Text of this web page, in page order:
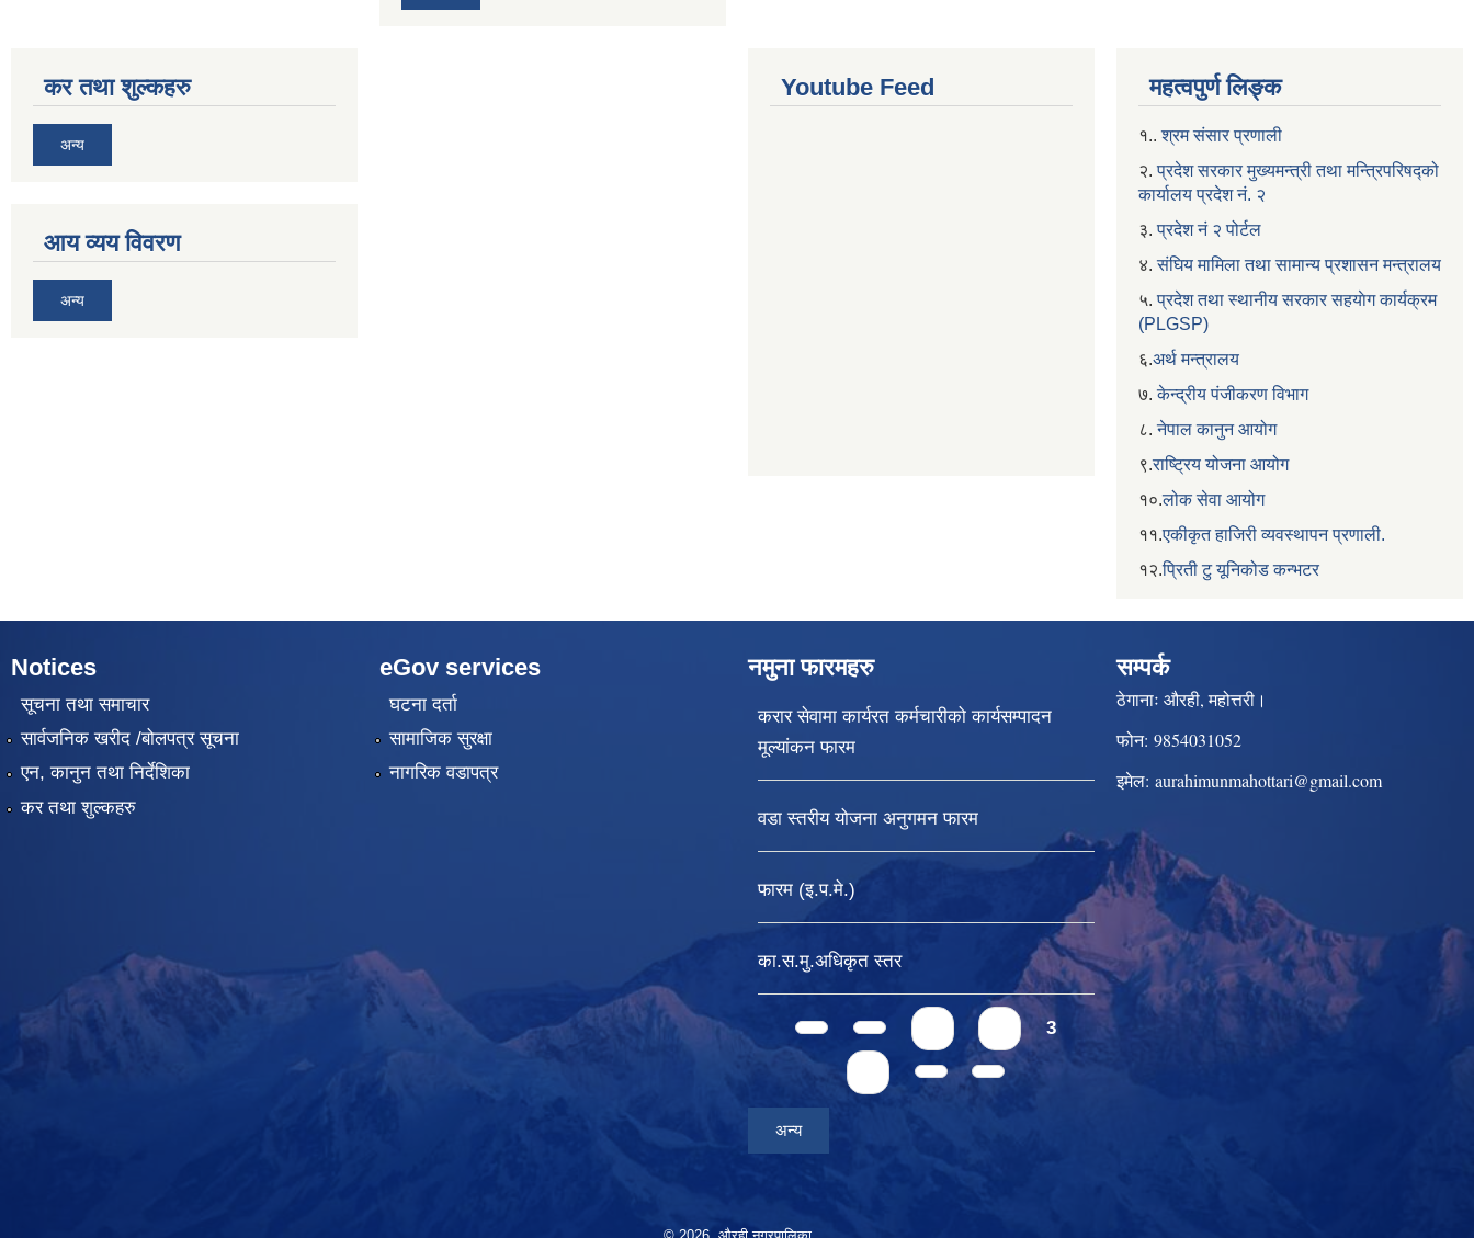
कर तथा शुल्कहरु
अन्य
आय व्यय विवरण
अन्य
Youtube Feed महत्वपुर्ण लिङ्क
१..श्रम संसार प्रणाली
२. प्रदेश सरकार मुख्यमन्त्री तथा मन्त्रिपरिषद्को
कार्यालय प्रदेश नं. २
३.प्रदेश नं २ पोर्टल
४.संघिय मामिला तथा सामान्य प्रशासन मन्त्रालय
५.प्रदेश तथा स्थानीय सरकार सहयाेग कार्यक्रम
(PLGSP)
६.अर्थ मन्त्रालय
७.केन्द्रीय पंजीकरण विभाग
८.नेपाल कानुन आयोग
९.राष्ट्रिय योजना आयोग
१०.लोक सेवा आयोग
११.एकीकृत हाजिरी व्यवस्थापन प्रणाली.
१२.प्रिती टु यूनिकोड कन्भटर
Notices
सूचना तथा समाचार
सार्वजनिक खरीद /बोलपत्र सूचना
एन, कानुन तथा निर्देशिका
कर तथा शुल्कहरु
eGov services
घटना दर्ता
सामाजिक सुरक्षा
नागरिक वडापत्र
नमुना फारमहरु
करार सेवामा कार्यरत कर्मचारीको कार्यसम्पादन
मूल्यांकन फारम
वडा स्तरीय योजना अनुगमन फारम
फारम (इ.प.मे.)
का.स.मु.अधिकृत स्तर
Pages 3
अन्य
सम्पर्क
ठेगानाः औरही, महोत्तरी।
फोन: 9854031052
इमेल: aurahimunmahottari@gmail.com